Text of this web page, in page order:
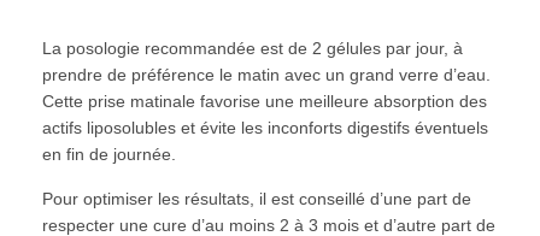
La posologie recommandée est de 2 gélules par jour, à
prendre de préférence le matin avec un grand verre d’eau.
Cette prise matinale favorise une meilleure absorption des
actifs liposolubles et évite les inconforts digestifs éventuels
en fin de journée.
Pour optimiser les résultats, il est conseillé d’une part de
respecter une cure d’au moins 2 à 3 mois et d’autre part de